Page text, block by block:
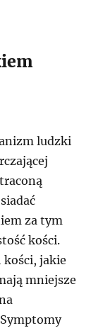
ludzki
za tym
kości.
kości, jakie
mniejsze